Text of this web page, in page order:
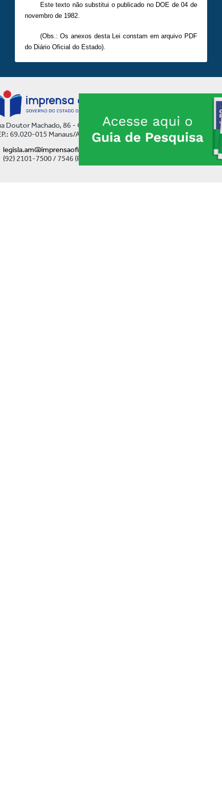
Este texto não substitui o publicado no DOE de04 de
novembro de 1982.
(Obs.: Os anexos desta Lei constam em arquivo PDF
do Diário Oficial do Estado).
Doutor Machado, 86 - Centro
69.020-015 Manaus/AM
legisla.am@imprensaoficial.am.gov.br
(92) 2101-7500 / 7546 (Ramal)